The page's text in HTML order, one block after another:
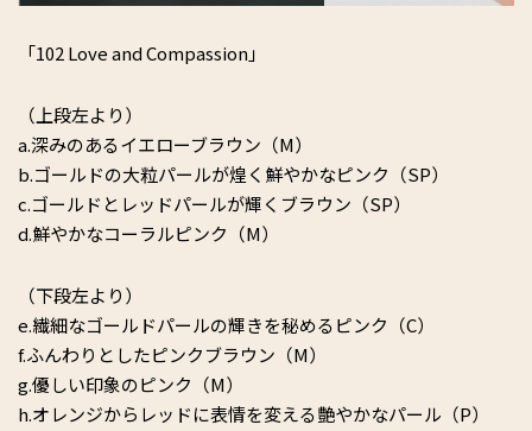
「102 Love and Compassion」
（上段左より）
a.深みのあるイエローブラウン（M）
b.ゴールドの大粒パールが煌く鮮やかなピンク（SP）
c.ゴールドとレッドパールが輝くブラウン（SP）
d.鮮やかなコーラルピンク（M）
（下段左より）
e.繊細なゴールドパールの輝きを秘めるピンク（C）
f.ふんわりとしたピンクブラウン（M）
g.優しい印象のピンク（M）
h.オレンジからレッドに表情を変える艶やかなパール（P）